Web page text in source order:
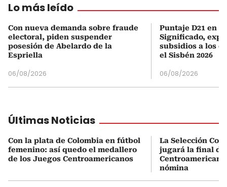
Lo más leído
Con nueva demanda sobre fraude
electoral, piden suspender
posesión de Abelardo de la
Espriella
06/08/2026
Puntaje D21 en
Significado,
subsidios a los
el Sisbén 2026
06/08/2026
Últimas Noticias
Con la plata de Colombia en fútbol
femenino: así quedo el medallero
de los Juegos Centroamericanos
La Selección
jugará la final de
nómina